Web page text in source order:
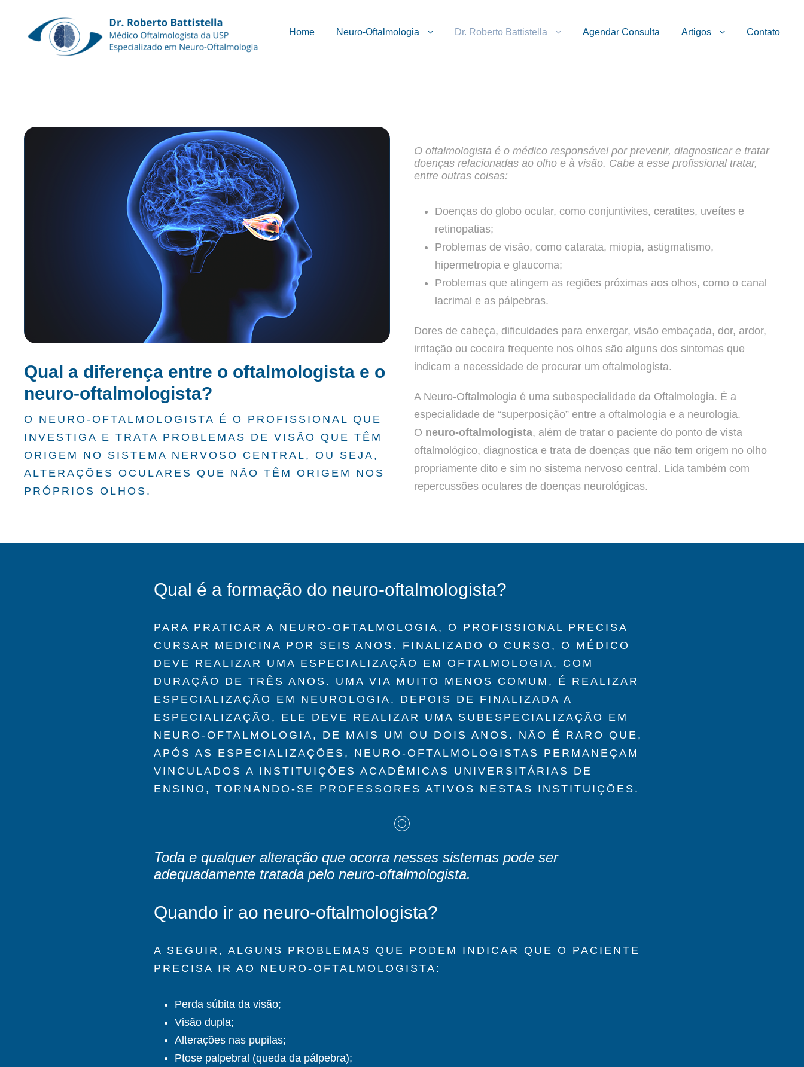
Home Neuro-Oftalmologia Dr. Roberto Battistella Agendar Consulta Artigos Contato
Qual a diferença entre o oftalmologista e o
neuro-oftalmologista?
O NEURO-OFTALMOLOGISTA É O PROFISSIONAL QUE
INVESTIGA E TRATA PROBLEMAS DE VISÃO QUE TÊM
ORIGEM NO SISTEMA NERVOSO CENTRAL, OU SEJA,
ALTERAÇÕES OCULARES QUE NÃO TÊM ORIGEM NOS
PRÓPRIOS OLHOS.
O oftalmologista é o médico responsável por prevenir, diagnosticar e tratar
doenças relacionadas ao olho e à visão. Cabe a esse profissional tratar,
entre outras coisas:
Doenças do globo ocular, como conjuntivites, ceratites, uveítes e
retinopatias;
Problemas de visão, como catarata, miopia, astigmatismo,
hipermetropia e glaucoma;
Problemas que atingem as regiões próximas aos olhos, como o canal
lacrimal e as pálpebras.
Dores de cabeça, dificuldades para enxergar, visão embaçada, dor, ardor,
irritação ou coceira frequente nos olhos são alguns dos sintomas que
indicam a necessidade de procurar um oftalmologista.
A Neuro-Oftalmologia é uma subespecialidade da Oftalmologia. É a
especialidade de “superposição” entre a oftalmologia e a neurologia.
O neuro-oftalmologista, além de tratar o paciente do ponto de vista
oftalmológico, diagnostica e trata de doenças que não tem origem no olho
propriamente dito e sim no sistema nervoso central. Lida também com
repercussões oculares de doenças neurológicas.
Qual é a formação do neuro-oftalmologista?
PARA PRATICAR A NEURO-OFTALMOLOGIA, O PROFISSIONAL PRECISA
CURSAR MEDICINA POR SEIS ANOS. FINALIZADO O CURSO, O MÉDICO
DEVE REALIZAR UMA ESPECIALIZAÇÃO EM OFTALMOLOGIA, COM
DURAÇÃO DE TRÊS ANOS. UMA VIA MUITO MENOS COMUM, É REALIZAR
ESPECIALIZAÇÃO EM NEUROLOGIA. DEPOIS DE FINALIZADA A
ESPECIALIZAÇÃO, ELE DEVE REALIZAR UMA SUBESPECIALIZAÇÃO EM
NEURO-OFTALMOLOGIA, DE MAIS UM OU DOIS ANOS. NÃO É RARO QUE,
APÓS AS ESPECIALIZAÇÕES, NEURO-OFTALMOLOGISTAS PERMANEÇAM
VINCULADOS A INSTITUIÇÕES ACADÊMICAS UNIVERSITÁRIAS DE
ENSINO, TORNANDO-SE PROFESSORES ATIVOS NESTAS INSTITUIÇÕES.
Toda e qualquer alteração que ocorra nesses sistemas pode ser
adequadamente tratada pelo neuro-oftalmologista.
Quando ir ao neuro-oftalmologista?
A SEGUIR, ALGUNS PROBLEMAS QUE PODEM INDICAR QUE O PACIENTE
PRECISA IR AO NEURO-OFTALMOLOGISTA:
Perda súbita da visão;
Visão dupla;
Alterações nas pupilas;
Ptose palpebral (queda da pálpebra);